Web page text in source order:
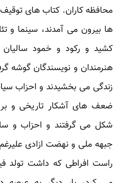
محافظه کاران. کتاب های
ها بیرون می آمدند، سینما و
کشید و رکود و خمود سالیان
هنرمندان و نویسندگان گوشه
زندگی می بخشیدند و احزاب
ضعف های آشکار تاریخی و
شکل می گرفتند و احزاب و
جبهه ملی و نهضت ازادی
راست افراطی که داشت تولد